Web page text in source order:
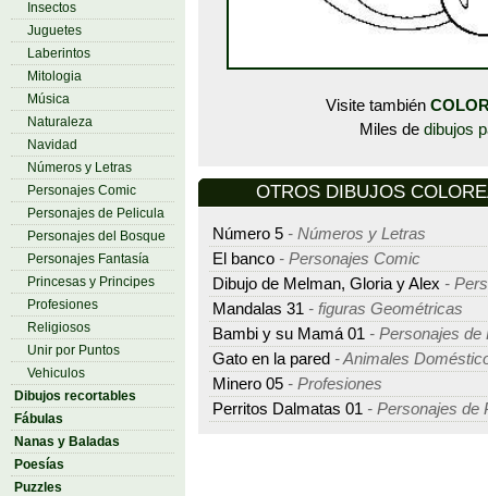
Insectos
Juguetes
Laberintos
Mitologia
Música
Naturaleza
Navidad
Números y Letras
Personajes Comic
Personajes de Pelicula
Personajes del Bosque
Personajes Fantasía
Princesas y Principes
Profesiones
Religiosos
Unir por Puntos
Vehiculos
Dibujos recortables
Fábulas
Nanas y Baladas
Poesías
Puzzles
Visite también
Miles de dibujos
OTROS DIBUJOS
Número 5 - Números y Letras
El banco - Personajes Comic
Dibujo de Melman, Gloria y Alex -
Mandalas 31 - figuras Geométricas
Bambi y su Mamá 01 - Personajes de
Gato en la pared - Animales
Minero 05 - Profesiones
Perritos Dalmatas 01 - Personajes de